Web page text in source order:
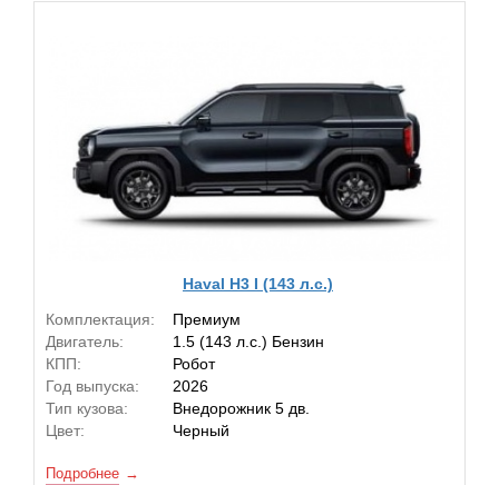
Haval H3 I (143 л.с.)
Комплектация:
Премиум
Двигатель:
1.5 (143 л.с.) Бензин
КПП:
Робот
Год выпуска:
2026
Тип кузова:
Внедорожник 5 дв.
Цвет:
Черный
Подробнее